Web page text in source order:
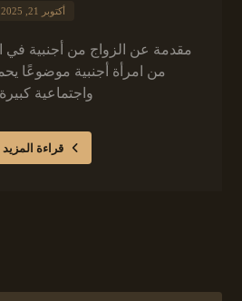
أكتوبر 21, 2025
مقدمة عن الزواج من أجنبية في
من امرأة أجنبية موضوعًا
واجتماعية
قراءة المزيد